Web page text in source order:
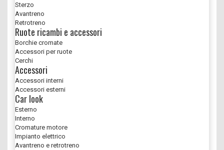
Sterzo
Avantreno
Retrotreno
Ruote ricambi e accessori
Borchie cromate
Accessori per ruote
Cerchi
Accessori
Accessori interni
Accessori esterni
Car look
Esterno
Interno
Cromature motore
Impianto elettrico
Avantreno e retrotreno